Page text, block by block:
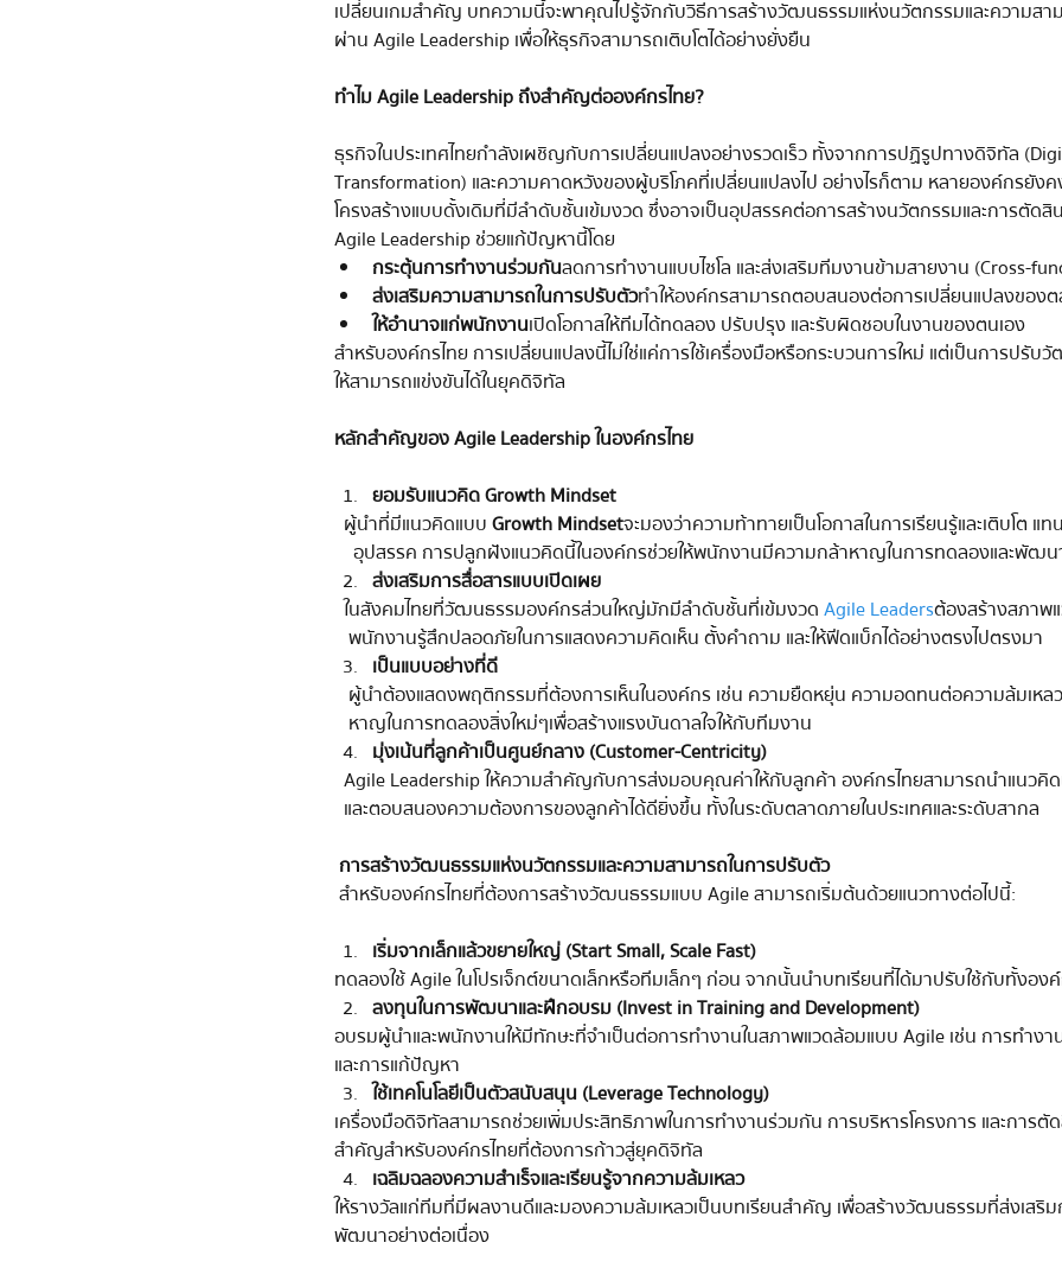
เปลี่ยนเกมสำคัญ บทความนี้จะพาคุณไปรู้จักกับวิธีการสร้างวัฒนธรรมแห่งนวัตกรรมและความสา
ผ่าน Agile Leadership เพื่อให้ธุรกิจสามารถเติบโตได้อย่างยั่งยืน
ทำไม Agile Leadership ถึงสำคัญต่อองค์กรไทย?
ธุรกิจในประเทศไทยกำลังเผชิญกับการเปลี่ยนแปลงอย่างรวดเร็ว ทั้งจากการปฏิรูปทางดิจิทัล
Transformation) และความคาดหวังของผู้บริโภคที่เปลี่ยนแปลงไป อย่างไรก็ตาม หลายองค์กรยัง
โครงสร้างแบบดั้งเดิมที่มีลำดับชั้นเข้มงวด ซึ่งอาจเป็นอุปสรรคต่อการสร้างนวัตกรรมและการตัดสิ
Agile Leadership ช่วยแก้ปัญหานี้โดย
กระตุ้นการทำงานร่วมกัน ลดการทำงานแบบไซโล และส่งเสริมทีมงานข้ามสายงาน (Cross-
ส่งเสริมความสามารถในการปรับตัว ทำให้องค์กรสามารถตอบสนองต่อการเปลี่ยนแปลงของต
ให้อำนาจแก่พนักงาน เปิดโอกาสให้ทีมได้ทดลอง ปรับปรุง และรับผิดชอบในงานของตนเอง
สำหรับองค์กรไทย การเปลี่ยนแปลงนี้ไม่ใช่แค่การใช้เครื่องมือหรือกระบวนการใหม่ แต่เป็นการปรั
ให้สามารถแข่งขันได้ในยุคดิจิทัล
หลักสำคัญของ Agile Leadership ในองค์กรไทย
ยอมรับแนวคิด Growth Mindset
  ผู้นำที่มีแนวคิดแบบ
Growth Mindset จะมองว่าความท้าทายเป็นโอกาสในการเรียนรู้และเติบโต
อุปสรรค การปลูกฝังแนวคิดนี้ในองค์กรช่วยให้พนักงานมีความกล้าหาญในการทดลองและพัฒน
ส่งเสริมการสื่อสารแบบเปิดเผย
  ในสังคมไทยที่วัฒนธรรมองค์กรส่วนใหญ่มักมีลำดับชั้นที่เข้มงวด
Agile Leaders ต้องสร้างสภาพ
   พนักงานรู้สึกปลอดภัยในการแสดงความคิดเห็น ตั้งคำถาม และให้ฟีดแบ็กได้อย่างตรงไปตรงมา
เป็นแบบอย่างที่ดี
ผู้นำต้องแสดงพฤติกรรมที่ต้องการเห็นในองค์กร เช่น ความยืดหยุ่น ความอดทนต่อความล้มเหล
   หาญในการทดลองสิ่งใหม่ๆ เพื่อสร้างแรงบันดาลใจให้กับทีมงาน
มุ่งเน้นที่ลูกค้าเป็นศูนย์กลาง (Customer-Centricity)
Agile Leadership ให้ความสำคัญกับการส่งมอบคุณค่าให้กับลูกค้า องค์กรไทยสามารถนำแนวคิด
  และตอบสนองความต้องการของลูกค้าได้ดียิ่งขึ้น ทั้งในระดับตลาดภายในประเทศและระดับสากล
การสร้างวัฒนธรรมแห่งนวัตกรรมและความสามารถในการปรับตัว
สำหรับองค์กรไทยที่ต้องการสร้างวัฒนธรรมแบบ Agile สามารถเริ่มต้นด้วยแนวทางต่อไปนี้:
เริ่มจากเล็กแล้วขยายใหญ่ (Start Small, Scale Fast)
ทดลองใช้ Agile ในโปรเจ็กต์ขนาดเล็กหรือทีมเล็กๆ ก่อน จากนั้นนำบทเรียนที่ได้มาปรับใช้กับทั้งอง
ลงทุนในการพัฒนาและฝึกอบรม (Invest in Training and Development)
อบรมผู้นำและพนักงานให้มีทักษะที่จำเป็นต่อการทำงานในสภาพแวดล้อมแบบ Agile เช่น การทำงา
และการแก้ปัญหา
ใช้เทคโนโลยีเป็นตัวสนับสนุน (Leverage Technology)
เครื่องมือดิจิทัลสามารถช่วยเพิ่มประสิทธิภาพในการทำงานร่วมกัน การบริหารโครงการ และการตั
สำคัญสำหรับองค์กรไทยที่ต้องการก้าวสู่ยุคดิจิทัล
เฉลิมฉลองความสำเร็จและเรียนรู้จากความล้มเหลว
ให้รางวัลแก่ทีมที่มีผลงานดีและมองความล้มเหลวเป็นบทเรียนสำคัญ เพื่อสร้างวัฒนธรรมที่ส่งเสริม
พัฒนาอย่างต่อเนื่อง